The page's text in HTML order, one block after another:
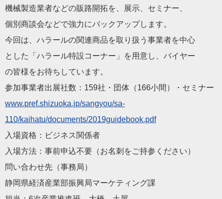
機械製造業者などの販路開拓を、展示、セミナー、
個別商談会などで強力にバックアップします。
今回は、ハラールの関連商品を取り扱う事業者を中心
とした「ハラール特設コーナー」を用意し、バイヤー
の皆様をお待ちしています。
参加事業者出展社数：159社・団体（166小間）・セミナー
www.pref.shizuoka.jp/sangyou/sa-
110/kaihatu/documents/2019guidebook.pdf
入場資格：ビジネス関係者
入場方法：事前申込不要（お名刺をご持参ください）
問い合わせ先（事務局）
静岡県経済産業部振興局マーケティング課